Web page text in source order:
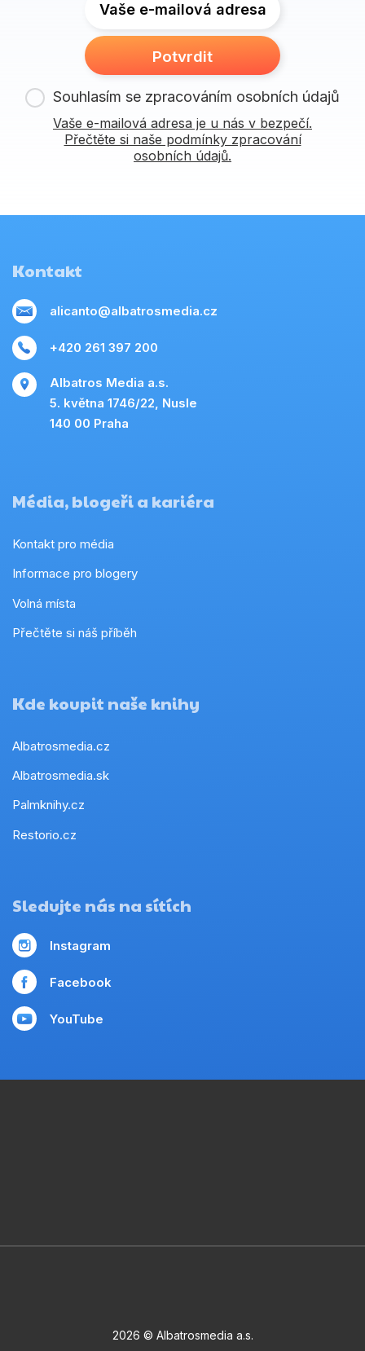
Vaše e-mailová adresa
Potvrdit
Souhlasím se zpracováním osobních údajů
Vaše e-mailová adresa je u nás v bezpečí.
Přečtěte si naše podmínky zpracování
osobních údajů.
Kontakt
alicanto@albatrosmedia.cz
+420 261 397 200
Albatros Media a.s.
5. května 1746/22, Nusle
140 00 Praha
Média, blogeři a kariéra
Kontakt pro média
Informace pro blogery
Volná místa
Přečtěte si náš příběh
Kde koupit naše knihy
Albatrosmedia.cz
Albatrosmedia.sk
Palmknihy.cz
Restorio.cz
Sledujte nás na sítích
Instagram
Facebook
YouTube
2026 © Albatrosmedia a.s.